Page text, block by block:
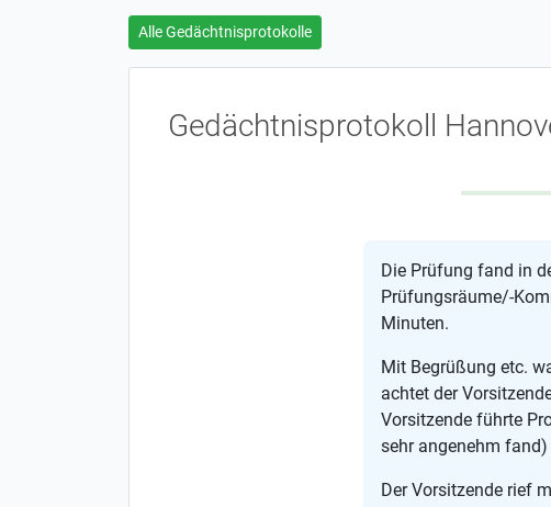
Alle Gedächtnisprotokolle
Gedächtnisprotokoll
Die Prüfung fand in
Prüfungsräume/-
Minuten.
Mit Begrüßung etc.
achtet der
Vorsitzende führte
sehr angenehm
Der Vorsitzende rief